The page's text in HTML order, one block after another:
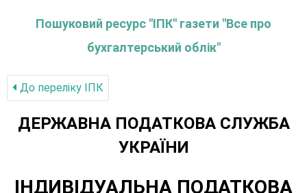
Пошуковий ресурс "ІПК" газети "Все про
бухгалтерський облік"
До переліку IПК
ДЕРЖАВНА ПОДАТКОВА СЛУЖБА
УКРАЇНИ
ІНДИВІДУАЛЬНА ПОДАТКОВА